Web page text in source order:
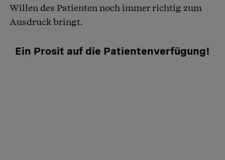
Willen des Patienten noch immer richtig zum
Ausdruck bringt.
Ein Prosit auf die Patientenverfügung!